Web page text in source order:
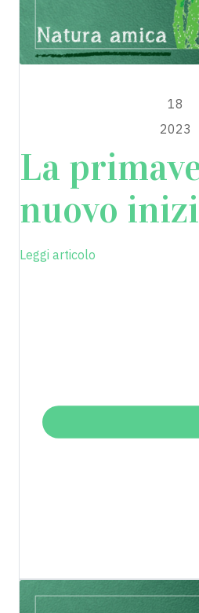
18
2023
La
nuovo
Leggi articolo